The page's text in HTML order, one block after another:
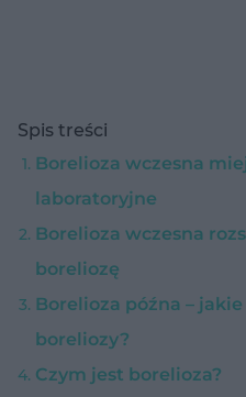
Spis treści
Borelioza wczesna
laboratoryjne
Borelioza wczesna
boreliozę
Borelioza późna –
boreliozy?
Czym jest borelioza?